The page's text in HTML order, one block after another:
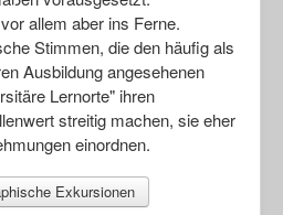
allem aber ins Ferne.
Stimmen, die den häufig als
Ausbildung angesehenen
Lernorte" ihren
streitig machen, sie eher
einordnen.
Exkursionen